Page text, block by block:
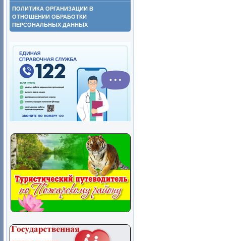
ПОЛИТИКА ОРГАНИЗАЦИИ В
ОТНОШЕНИИ ОБРАБОТКИ
ПЕРСОНАЛЬНЫХ ДАННЫХ